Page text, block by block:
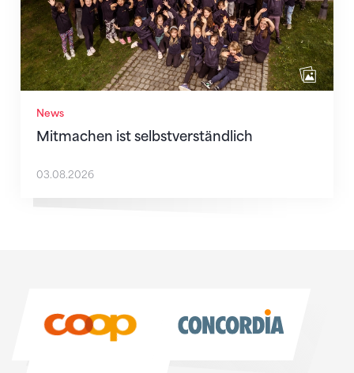
News
Mitmachen ist selbstverständlich
03.08.2026